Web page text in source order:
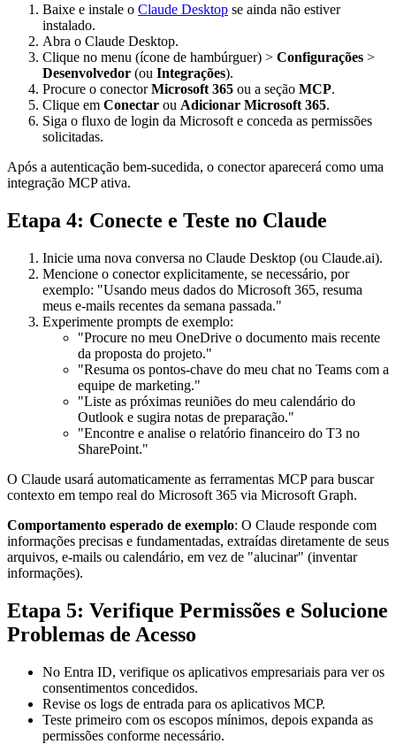
Baixe e instale o Claude Desktop se ainda não estiver
instalado.
Abra o Claude Desktop.
Clique no menu (ícone de hambúrguer) > Configurações >
Desenvolvedor (ou Integrações).
Procure o conectorMicrosoft 365 ou a seção MCP.
Clique em Conectar ou Adicionar Microsoft 365.
Siga o fluxo de login da Microsoft e conceda as permissões
solicitadas.
Após a autenticação bem-sucedida, o conector aparecerá como uma
integração MCP ativa.
Etapa 4: Conecte e Teste no Claude
Inicie uma nova conversa no Claude Desktop (ou Claude.ai).
Mencione o conector explicitamente, se necessário, por
exemplo: "Usando meus dados do Microsoft 365, resuma
meus e-mails recentes da semana passada."
Experimente prompts de exemplo:
"Procure no meu OneDrive o documento mais recente
da proposta do projeto."
"Resuma os pontos-chave do meu chat no Teams com a
equipe de marketing."
"Liste as próximas reuniões do meu calendário do
Outlook e sugira notas de preparação."
"Encontre e analise o relatório financeiro do T3 no
SharePoint."
O Claude usará automaticamente as ferramentas MCP para buscar
contexto em tempo real do Microsoft 365 via Microsoft Graph.
Comportamento esperado de exemplo: O Claude responde com
informações precisas e fundamentadas, extraídas diretamente de seus
arquivos, e-mails ou calendário, em vez de "alucinar" (inventar
informações).
Etapa 5: Verifique Permissões e Solucione
Problemas de Acesso
No Entra ID, verifique os aplicativos empresariais para ver os
consentimentos concedidos.
Revise os logs de entrada para os aplicativos MCP.
Teste primeiro com os escopos mínimos, depois expanda as
permissões conforme necessário.